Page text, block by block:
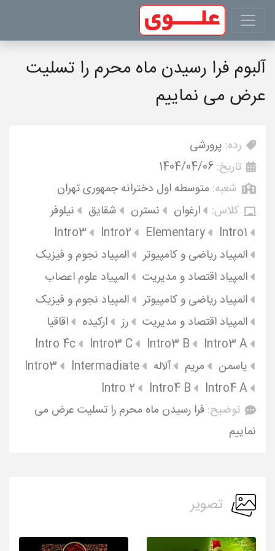
آلبوم فرا رسیدن ماه محرم را تسلیت
عرض می نماییم
رده: پرورشی
تاریخ: 1404/04/06
شعبه: متوسطه اول دخترانه جمهوری تهران
کلاس:
ارغوان نسترن شقایق
نیلوفر
Intro1
Elementary
Intro2
Intro3
المپیاد ریاضی و کامپیوتر
المپیاد نجوم و فیزیک
المپیاد اقتصاد و مدیریت
المپیاد علوم اعصاب
المپیاد ریاضی و کامپیوتر
المپیاد نجوم و فیزیک
المپیاد اقتصاد و مدیریت
رز ارکیده
اقاقیا
Intro3 A
Intro3 B
Intro3 C
Intro 4c
یاسمن
مریم آلاله Intermadiate
Intro3
Intro4 A
Intro4 B
Intro 2
توضیح: فرا رسیدن ماه محرم را تسلیت عرض می
نماییم
تصویر